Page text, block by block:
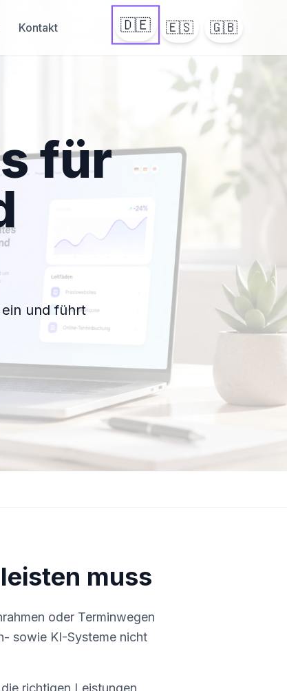
Kontakt 🇩🇪 🇪🇸 🇬🇧
für
und führt
muss
oder Terminwegen
sowie KI-Systeme nicht
richtigen Leistungen